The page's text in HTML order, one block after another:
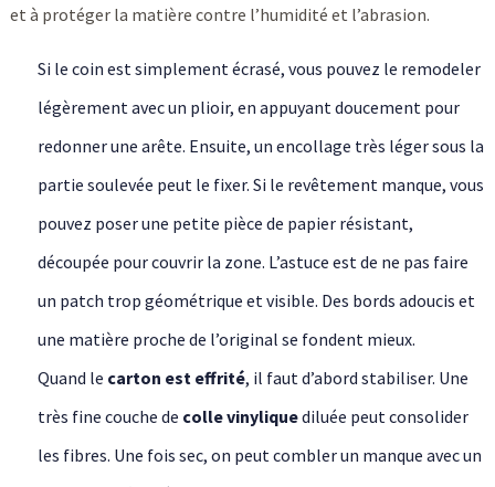
et à protéger la matière contre l’humidité et l’abrasion.
Si le coin est simplement écrasé, vous pouvez le remodeler
légèrement avec un plioir, en appuyant doucement pour
redonner une arête. Ensuite, un encollage très léger sous la
partie soulevée peut le fixer. Si le revêtement manque, vous
pouvez poser une petite pièce de papier résistant,
découpée pour couvrir la zone. L’astuce est de ne pas faire
un patch trop géométrique et visible. Des bords adoucis et
une matière proche de l’original se fondent mieux.
Quand le carton est effrité, il faut d’abord stabiliser. Une
très fine couche de colle vinyliquediluée peut consolider
les fibres. Une fois sec, on peut combler un manque avec un